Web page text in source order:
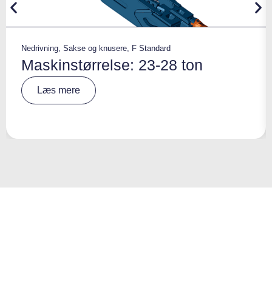
Nedrivning, Sakse og knusere, F Standard
Maskinstørrelse: 23-28 ton
Læs mere